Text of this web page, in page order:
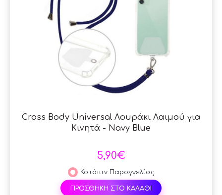
Cross Body Universal Λουράκι Λαιμού για
Κινητά - Navy Blue
5,90€
Κατόπιν Παραγγελίας
ΠΡΟΣΘΗΚΗ ΣΤΟ ΚΑΛΑΘΙ